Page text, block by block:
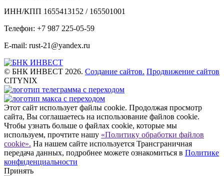
ИНН/КПП 1655413152 / 165501001
Телефон: +7 987 225-05-59
E-mail: rust-21@yandex.ru
© БНК ИНВЕСТ 2026. Создание сайтов. Продвижение сайтов
CITYNIX
Этот сайт использует файлы cookie. Продолжая просмотр
сайта, Вы соглашаетесь на использование файлов cookie.
Чтобы узнать больше о файлах cookie, которые мы
используем, прочтите нашу «Политику обработки файлов
cookie». На нашем сайте используется Трансграничная
передача данных, подробнее можете ознакомиться в Политике
конфиденциальности
Принять